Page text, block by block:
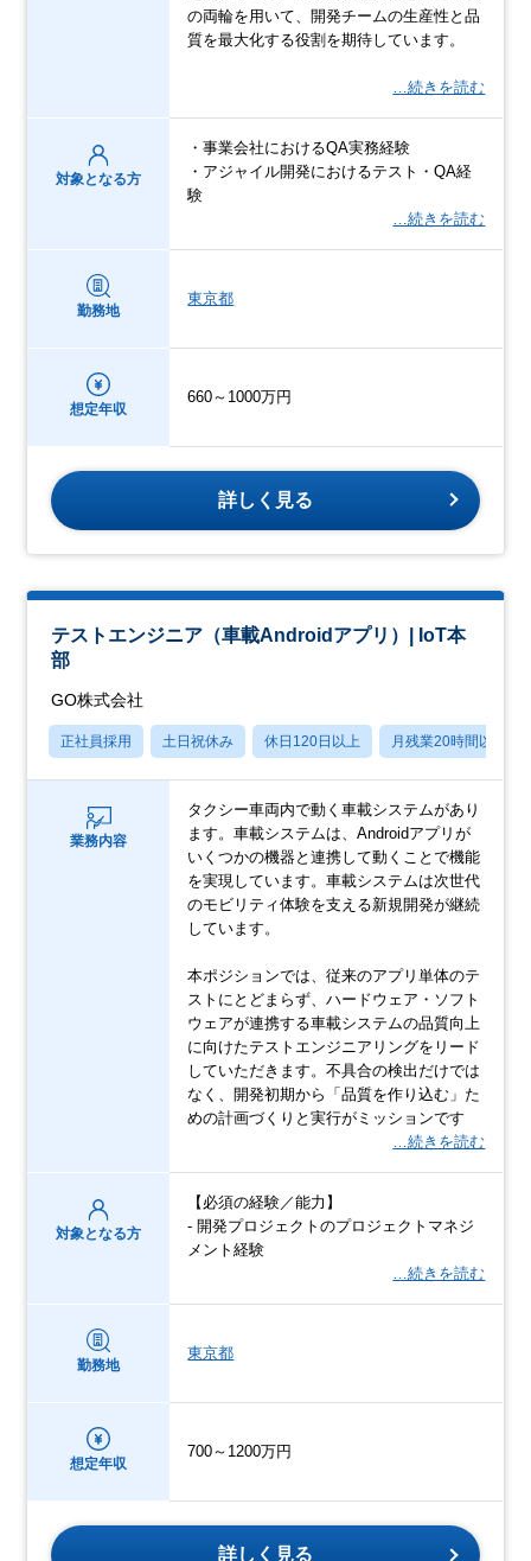
の両輪を用いて、開発チームの生産性と品
質を最大化する役割を期待しています。
…続きを読む
対象となる方
・事業会社におけるQA実務経験
・アジャイル開発におけるテスト・QA経
験
…続きを読む
勤務地
東京都
想定年収
660～1000万円
詳しく見る
テストエンジニア（車載Androidアプリ）| IoT本
部
GO株式会社
正社員採用 土日祝休み 休日120日以上 月残業20時間以内
業務内容
タクシー車両内で動く車載システムがあり
ます。車載システムは、Androidアプリが
いくつかの機器と連携して動くことで機能
を実現しています。車載システムは次世代
のモビリティ体験を支える新規開発が継続
しています。
本ポジションでは、従来のアプリ単体のテ
ストにとどまらず、ハードウェア・ソフト
ウェアが連携する車載システムの品質向上
に向けたテストエンジニアリングをリード
していただきます。不具合の検出だけでは
なく、開発初期から「品質を作り込む」た
めの計画づくりと実行がミッションです
…続きを読む
対象となる方
【必須の経験／能力】
- 開発プロジェクトのプロジェクトマネジ
メント経験
…続きを読む
勤務地
東京都
想定年収
700～1200万円
詳しく見る